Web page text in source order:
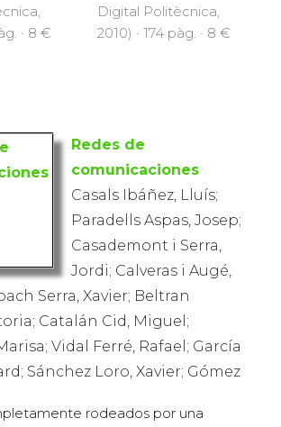
· 8 €
Digital Politècnica,
2010) · 174 pàg. · 8 €
Redes de
comunicaciones
Casals Ibáñez, Lluís;
Paradells Aspas, Josep;
Casademont i Serra,
Jordi; Calveras i Augé,
Serra, Xavier; Beltran
Catalán Cid, Miguel;
Vidal Ferré, Rafael; García
Sánchez Loro, Xavier; Gómez
rodeados por una